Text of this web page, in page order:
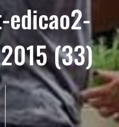
edicao2-
(33)